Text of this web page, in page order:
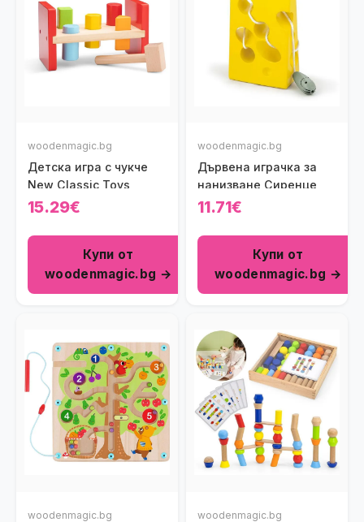
woodenmagic.bg
Детска игра с чукче
New Classic Toys
15.29€
Купи от
woodenmagic.bg →
woodenmagic.bg
Дървена играчка за
нанизване Сиренце
11.71€
Купи от
woodenmagic.bg →
woodenmagic.bg woodenmagic.bg